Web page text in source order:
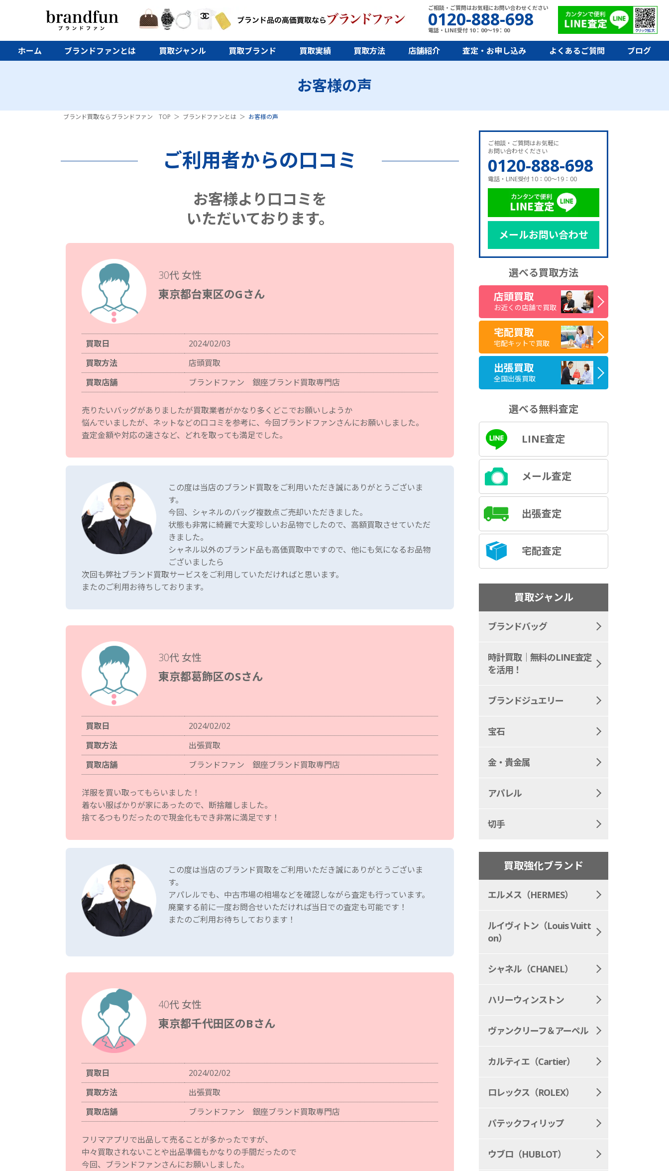
ご相談・ご質問はお気軽にお問い合わせください
0120-888-698
電話・LINE受付 10：00～19：00
ホーム ブランドファンとは 買取ジャンル 買取ブランド 買取実績 買取方法 店舗紹介 査定・お申し込み よくあるご質問 ブログ
お客様の声
ブランド買取ならブランドファン TOP ブランドファンとは お客様の声
ご利用者からの口コミ
お客様より口コミを
いただいております。
30代 女性
東京都台東区のGさん
買取日
2024/02/03
買取方法
店頭買取
買取店舗
ブランドファン 銀座ブランド買取専門店
売りたいバッグがありましたが買取業者がかなり多くどこでお願いしようか
悩んでいましたが、ネットなどの口コミを参考に、今回ブランドファンさんにお願いしました。
査定金額や対応の速さなど、どれを取っても満足でした。
この度は当店のブランド買取をご利用いただき誠にありがとうございま
す。
今回、シャネルのバッグ複数点ご売却いただきました。
状態も非常に綺麗で大変珍しいお品物でしたので、高額買取させていただ
きました。
シャネル以外のブランド品も高価買取中ですので、他にも気になるお品物
ございましたら
次回も弊社ブランド買取サービスをご利用していただければと思います。
またのご利用お待ちしております。
30代 女性
東京都葛飾区のSさん
買取日
2024/02/02
買取方法
出張買取
買取店舗
ブランドファン 銀座ブランド買取専門店
洋服を買い取ってもらいました！
着ない服ばかりが家にあったので、断捨離しました。
捨てるつもりだったので現金化もでき非常に満足です！
この度は当店のブランド買取をご利用いただき誠にありがとうございま
す。
アパレルでも、中古市場の相場などを確認しながら査定も行っています。
廃棄する前に一度お問合せいただければ当日での査定も可能です！
またのご利用お待ちしております！
40代 女性
東京都千代田区のBさん
買取日
2024/02/02
買取方法
出張買取
買取店舗
ブランドファン 銀座ブランド買取専門店
フリマアプリで出品して売ることが多かったですが、
中々買取されないことや出品準備もかなりの手間だったので
今回、ブランドファンさんにお願いしました。
ご相談・ご質問はお気軽に
お問い合わせください
0120-888-698
電話・LINE受付 10：00～19：00
メールお問い合わせ
選べる買取方法
店頭買取
お近くの店舗で買取
宅配買取
宅配キットで買取
出張買取
全国出張買取
選べる無料査定
LINE査定
メール査定
出張査定
宅配査定
買取ジャンル
ブランドバッグ
時計買取｜無料のLINE査定
を活用！
ブランドジュエリー
宝石
金・貴金属
アパレル
切手
買取強化ブランド
エルメス（HERMES）
ルイヴィトン（Louis Vuitt
on）
シャネル（CHANEL）
ハリーウィンストン
ヴァンクリーフ＆アーペル
カルティエ（Cartier）
ロレックス（ROLEX）
パテックフィリップ
ウブロ（HUBLOT）